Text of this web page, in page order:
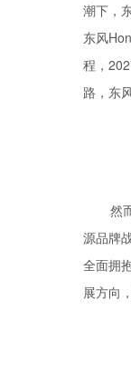
潮下，
东风
程，
路，东
然
源品牌
全面拥
展方向